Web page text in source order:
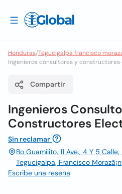
Honduras/Tegucigalpa francisco
Ingenieros consultores y
Compartir
Ingenieros
Constructores
Sin reclamar
Bo Guamilito, 11 Ave., 4 Y 5
Tegucigalpa, Francisco Morazã¡n
Escribe una reseña